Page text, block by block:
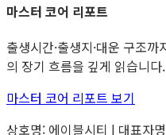
마스터 코어 리포트
출생시간·출생지·대운 구조
의 장기 흐름을 깊게 읽습니다.
마스터 코어 리포트 보기
상호명: 에이블시티 | 대표자